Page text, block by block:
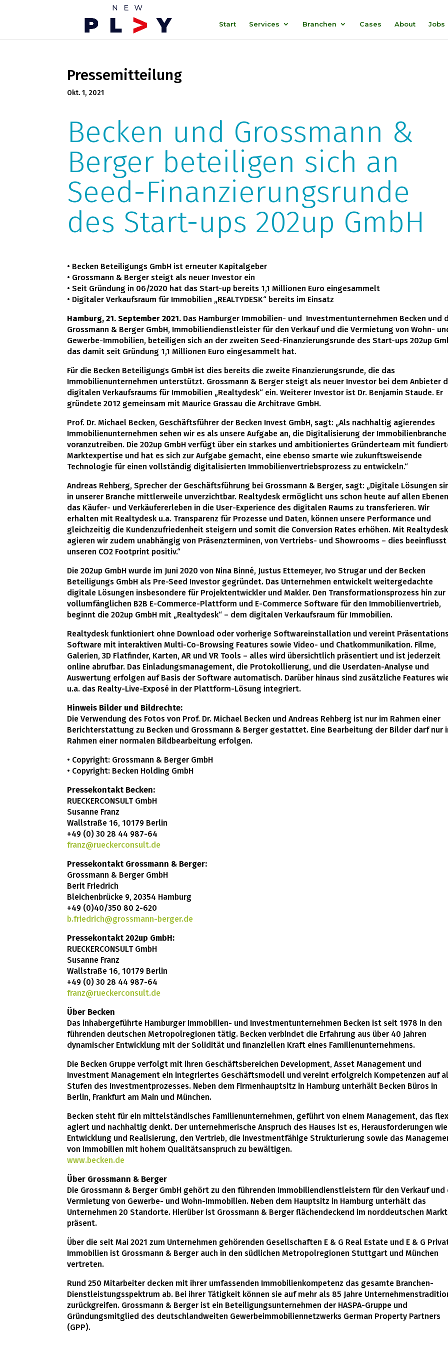
Start Services Branchen Cases About Jobs
Pressemitteilung
Okt. 1, 2021
Becken und Grossmann &
Berger beteiligen sich an
Seed-Finanzierungsrunde
des Start-ups 202up GmbH
• Becken Beteiligungs GmbH ist erneuter Kapitalgeber
• Grossmann & Berger steigt als neuer Investor ein
• Seit Gründung in 06/2020 hat das Start-up bereits 1,1 Millionen Euro eingesammelt
• Digitaler Verkaufsraum für Immobilien „REALTYDESK“ bereits im Einsatz
Hamburg, 21. September 2021. Das Hamburger Immobilien- und Investmentunternehmen Becken und
Grossmann & Berger GmbH, Immobiliendienstleister für den Verkauf und die Vermietung von Wohn-
Gewerbe-Immobilien, beteiligen sich an der zweiten Seed-Finanzierungsrunde des Start-ups 202up
das damit seit Gründung 1,1 Millionen Euro eingesammelt hat.
Für die Becken Beteiligungs GmbH ist dies bereits die zweite Finanzierungsrunde, die das
Immobilienunternehmen unterstützt. Grossmann & Berger steigt als neuer Investor bei dem Anbieter
digitalen Verkaufsraums für Immobilien „Realtydesk“ ein. Weiterer Investor ist Dr. Benjamin Staude. Er
gründete 2012 gemeinsam mit Maurice Grassau die Architrave GmbH.
Prof. Dr. Michael Becken, Geschäftsführer der Becken Invest GmbH, sagt: „Als nachhaltig agierendes
Immobilienunternehmen sehen wir es als unsere Aufgabe an, die Digitalisierung der Immobilienbranche
voranzutreiben. Die 202up GmbH verfügt über ein starkes und ambitioniertes Gründerteam mit
Marktexpertise und hat es sich zur Aufgabe gemacht, eine ebenso smarte wie zukunftsweisende
Technologie für einen vollständig digitalisierten Immobilienvertriebsprozess zu entwickeln.“
Andreas Rehberg, Sprecher der Geschäftsführung bei Grossmann & Berger, sagt: „Digitale Lösungen
in unserer Branche mittlerweile unverzichtbar. Realtydesk ermöglicht uns schon heute auf allen
das Käufer- und Verkäufererleben in die User-Experience des digitalen Raums zu transferieren. Wir
erhalten mit Realtydesk u.a. Transparenz für Prozesse und Daten, können unsere Performance und
gleichzeitig die Kundenzufriedenheit steigern und somit die Conversion Rates erhöhen. Mit Realtydesk
agieren wir zudem unabhängig von Präsenzterminen, von Vertriebs- und Showrooms – dies beeinflusst
unseren CO2 Footprint positiv.“
Die 202up GmbH wurde im Juni 2020 von Nina Binné, Justus Ettemeyer, Ivo Strugar und der Becken
Beteiligungs GmbH als Pre-Seed Investor gegründet. Das Unternehmen entwickelt weitergedachte
digitale Lösungen insbesondere für Projektentwickler und Makler. Den Transformationsprozess hin zur
vollumfänglichen B2B E-Commerce-Plattform und E-Commerce Software für den Immobilienvertrieb,
beginnt die 202up GmbH mit „Realtydesk“ – dem digitalen Verkaufsraum für Immobilien.
Realtydesk funktioniert ohne Download oder vorherige Softwareinstallation und vereint
Software mit interaktiven Multi-Co-Browsing Features sowie Video- und Chatkommunikation. Filme,
Galerien, 3D Flatfinder, Karten, AR und VR Tools – alles wird übersichtlich präsentiert und ist jederzeit
online abrufbar. Das Einladungsmanagement, die Protokollierung, und die Userdaten-Analyse und
Auswertung erfolgen auf Basis der Software automatisch. Darüber hinaus sind zusätzliche Features
u.a. das Realty-Live-Exposé in der Plattform-Lösung integriert.
Hinweis Bilder und Bildrechte:
Die Verwendung des Fotos von Prof. Dr. Michael Becken und Andreas Rehberg ist nur im Rahmen einer
Berichterstattung zu Becken und Grossmann & Berger gestattet. Eine Bearbeitung der Bilder darf nur
Rahmen einer normalen Bildbearbeitung erfolgen.
• Copyright: Grossmann & Berger GmbH
• Copyright: Becken Holding GmbH
Pressekontakt Becken:
RUECKERCONSULT GmbH
Susanne Franz
Wallstraße 16, 10179 Berlin
+49 (0) 30 28 44 987-64
franz@rueckerconsult.de
Pressekontakt Grossmann & Berger:
Grossmann & Berger GmbH
Berit Friedrich
Bleichenbrücke 9, 20354 Hamburg
+49 (0)40/350 80 2-620
b.friedrich@grossmann-berger.de
Pressekontakt 202up GmbH:
RUECKERCONSULT GmbH
Susanne Franz
Wallstraße 16, 10179 Berlin
+49 (0) 30 28 44 987-64
franz@rueckerconsult.de
Über Becken
Das inhabergeführte Hamburger Immobilien- und Investmentunternehmen Becken ist seit 1978 in den
führenden deutschen Metropolregionen tätig. Becken verbindet die Erfahrung aus über 40 Jahren
dynamischer Entwicklung mit der Solidität und finanziellen Kraft eines Familienunternehmens.
Die Becken Gruppe verfolgt mit ihren Geschäftsbereichen Development, Asset Management und
Investment Management ein integriertes Geschäftsmodell und vereint erfolgreich Kompetenzen auf
Stufen des Investmentprozesses. Neben dem Firmenhauptsitz in Hamburg unterhält Becken Büros in
Berlin, Frankfurt am Main und München.
Becken steht für ein mittelständisches Familienunternehmen, geführt von einem Management, das
agiert und nachhaltig denkt. Der unternehmerische Anspruch des Hauses ist es, Herausforderungen
Entwicklung und Realisierung, den Vertrieb, die investmentfähige Strukturierung sowie das
von Immobilien mit hohem Qualitätsanspruch zu bewältigen.
www.becken.de
Über Grossmann & Berger
Die Grossmann & Berger GmbH gehört zu den führenden Immobiliendienstleistern für den Verkauf und
Vermietung von Gewerbe- und Wohn-Immobilien. Neben dem Hauptsitz in Hamburg unterhält das
Unternehmen 20 Standorte. Hierüber ist Grossmann & Berger flächendeckend im norddeutschen Markt
präsent.
Über die seit Mai 2021 zum Unternehmen gehörenden Gesellschaften E & G Real Estate und E & G
Immobilien ist Grossmann & Berger auch in den südlichen Metropolregionen Stuttgart und München
vertreten.
Rund 250 Mitarbeiter decken mit ihrer umfassenden Immobilienkompetenz das gesamte Branchen-
Dienstleistungsspektrum ab. Bei ihrer Tätigkeit können sie auf mehr als 85 Jahre
zurückgreifen. Grossmann & Berger ist ein Beteiligungsunternehmen der HASPA-Gruppe und
Gründungsmitglied des deutschlandweiten Gewerbeimmobiliennetzwerks German Property Partners
(GPP).